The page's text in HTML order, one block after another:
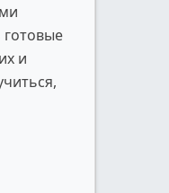
готовые
и